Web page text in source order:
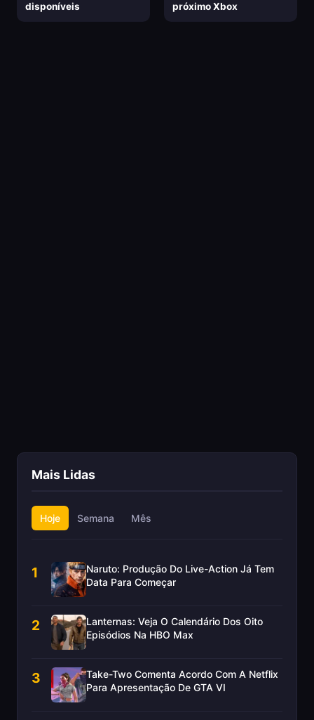
disponíveis
próximo Xbox
Mais Lidas
Hoje Semana Mês
1
Naruto: Produção Do Live-Action Já Tem
Data Para Começar
2
Lanternas: Veja O Calendário Dos Oito
Episódios Na HBO Max
3
Take-Two Comenta Acordo Com A Netflix
Para Apresentação De GTA VI